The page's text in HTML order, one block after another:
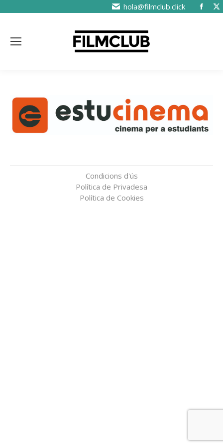
hola@filmclub.click
Condicions d'ús
Política de Privadesa
Política de Cookies